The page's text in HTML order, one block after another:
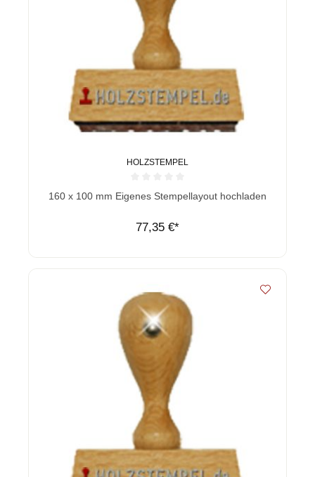
HOLZSTEMPEL
Durchschnittliche Bewertung von 0 von 5 Sternen
160 x 100 mm Eigenes Stempellayout hochladen
77,35 €*